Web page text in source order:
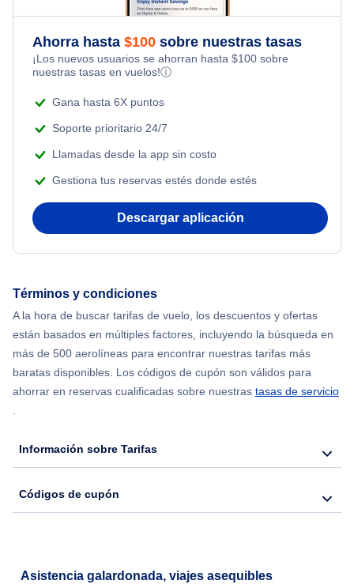
Flights Under $199
Flights from Nueva York to Tel Aviv
Flights from Nueva York to Estanbul
Flights from Nueva York to Singapur
Flights from Nueva York to Mumbai
Flights from Shanghai to Nueva York
Flights from Nueva York to Seúl
Flights from Nueva York to Hong Kong
Adventure Vacations
Ahorra hasta $100 sobre nuestras tasas
¡Los nuevos usuarios se ahorran hasta $100 sobre
nuestras tasas en vuelos!ⓘ
Gana hasta 6X puntos
Soporte prioritario 24/7
Llamadas desde la app sin costo
Gestiona tus reservas estés donde estés
Descargar aplicación
Términos y condiciones
A la hora de buscar tarifas de vuelo, los descuentos y ofertas
están basados en múltiples factores, incluyendo la búsqueda en
más de 500 aerolíneas para encontrar nuestras tarifas más
baratas disponibles. Los códigos de cupón son válidos para
ahorrar en reservas cualificadas sobre nuestras tasas de servicio
Información sobre Tarifas
Códigos de cupón
Asistencia galardonada, viajes asequibles